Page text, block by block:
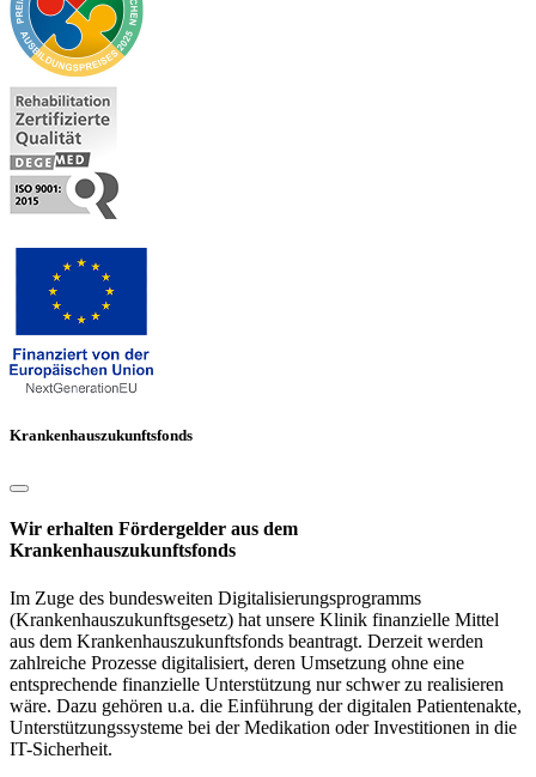
Krankenhauszukunftsfonds
Wir erhalten Fördergelder aus dem
Krankenhauszukunftsfonds
Im Zuge des bundesweiten Digitalisierungsprogramms
(Krankenhauszukunftsgesetz) hat unsere Klinik finanzielle Mittel
aus dem Krankenhauszukunftsfonds beantragt. Derzeit werden
zahlreiche Prozesse digitalisiert, deren Umsetzung ohne eine
entsprechende finanzielle Unterstützung nur schwer zu realisieren
wäre. Dazu gehören u.a. die Einführung der digitalen Patientenakte,
Unterstützungssysteme bei der Medikation oder Investitionen in die
IT-Sicherheit.